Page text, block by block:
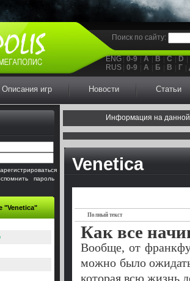
Поиск по сайту:
ENG 0-9 A B C
D
RUS 0-9 А Б В Г
Описания игр Новости Статьи
пароль
"Venetica"
Информация на
Venetica
Полный текст
Как все
Вообще, от
можно было
которая всю жизнь